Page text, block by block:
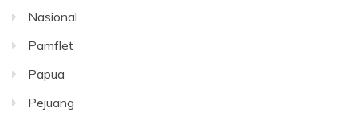
Nasional
Pamflet
Papua
Pejuang